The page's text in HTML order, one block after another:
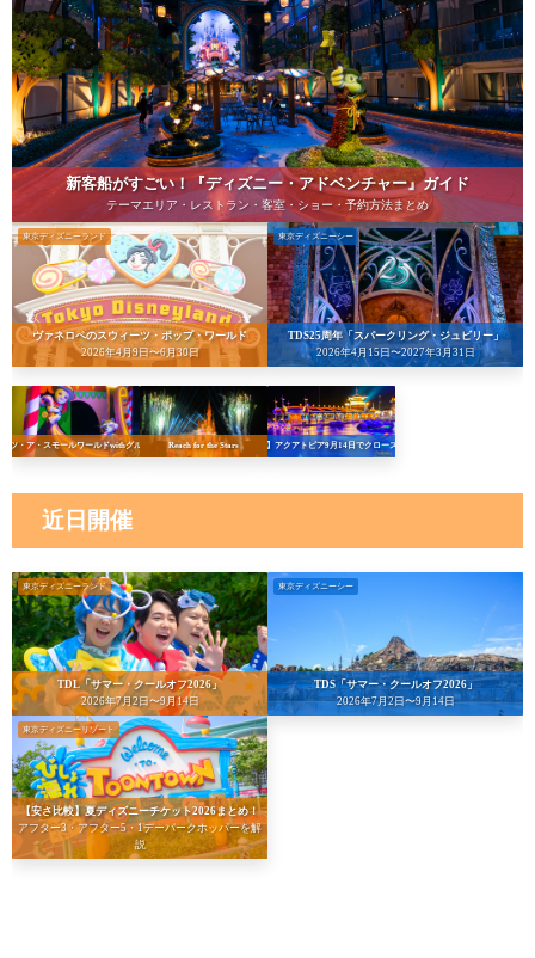
新客船がすごい！『ディズニー・アドベンチャー』ガイド
テーマエリア・レストラン・客室・ショー・予約方法まとめ
東京ディズニーランド
ヴァネロペのスウィーツ・ポップ・ワールド
2026年4月9日〜6月30日
東京ディズニーシー
TDS25周年「スパークリング・ジュビリー」
2026年4月15日〜2027年3月31日
ッツ・ア・スモールワールドwithグルート Reach for the Stars 【悲報】アクアトピア9月14日でクローズへ…！
近日開催
東京ディズニーランド
TDL「サマー・クールオフ2026」
2026年7月2日〜9月14日
東京ディズニーシー
TDS「サマー・クールオフ2026」
2026年7月2日〜9月14日
東京ディズニーリゾート
【安さ比較】夏ディズニーチケット2026まとめ！
アフター3・アフター5・1デーパークホッパーを解
説